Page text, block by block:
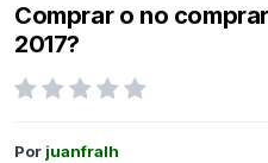
Comprar o no
2017?
Por juanfralh